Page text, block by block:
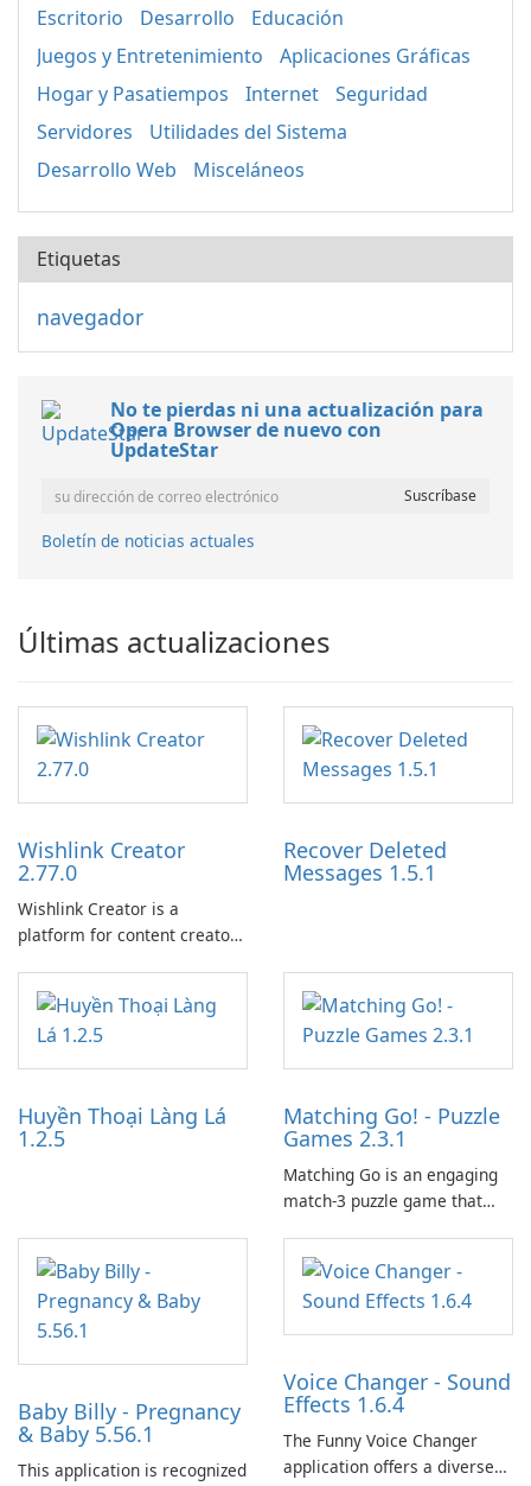
Escritorio
Desarrollo
Educación
Juegos y Entretenimiento
Aplicaciones Gráficas
Hogar y Pasatiempos
Internet
Seguridad
Servidores
Utilidades del Sistema
Desarrollo Web
Misceláneos
Etiquetas
navegador
No te pierdas ni una actualización para
Opera Browser de nuevo con
UpdateStar
Boletín de noticias actuales
Últimas actualizaciones
Wishlink Creator
2.77.0
Wishlink Creator is a
platform for content creators
work through built-in brand
partnerships and integrated
tools for content distribution
and audience engagement.
Recover Deleted
Messages 1.5.1
Huyền Thoại Làng Lá
1.2.5
Matching Go! - Puzzle
Games 2.3.1
Matching Go is an engaging
match-3 puzzle game that
and her charming corgi,
Ollie, on an adventurous
journey across diverse
landscapes.
Baby Billy - Pregnancy
& Baby 5.56.1
This application is recognized
Voice Changer - Sound
Effects 1.6.4
The Funny Voice Changer
application offers a diverse